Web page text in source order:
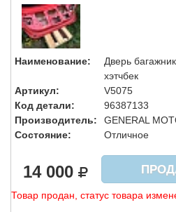
Наименование:
Дверь
хэтчбек
Артикул:
V5075
Код детали:
96387133
Производитель:
GENERAL
Состояние:
Отличное
14 000
Товар продан, статус товара